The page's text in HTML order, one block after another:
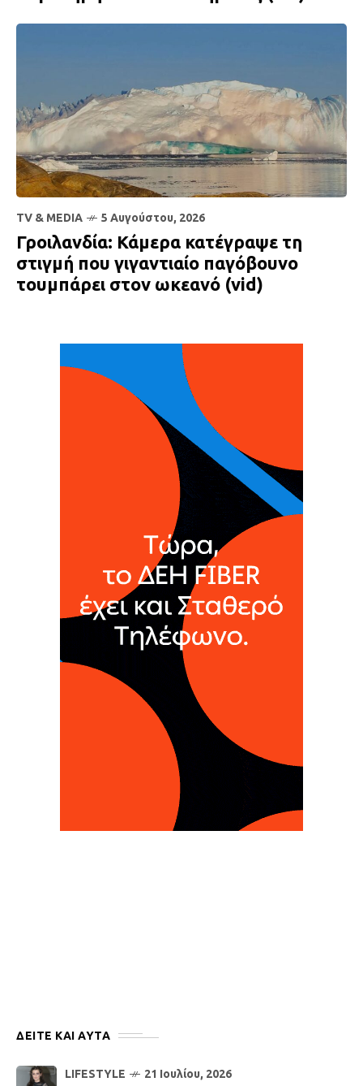
TV & MEDIA 5 Αυγούστου, 2026
Γροιλανδία: Κάμερα κατέγραψε τη
στιγμή που γιγαντιαίο παγόβουνο
τουμπάρει στον ωκεανό (vid)
ΔΕΙΤΕ ΚΑΙ ΑΥΤΆ
LIFESTYLE 21 Ιουλίου, 2026